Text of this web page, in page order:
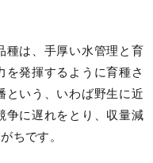
種は、手厚い水管理と育
発揮するように育種さ
という、いわば野生に近
争に遅れをとり、収量減
ちです。